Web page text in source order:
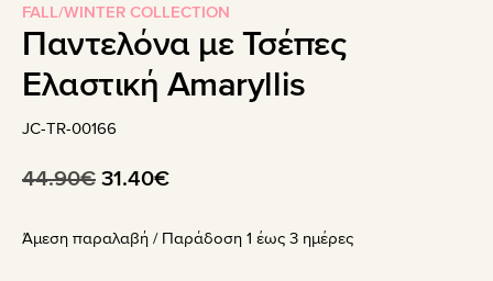
FALL/WINTER COLLECTION
Παντελόνα με Τσέπες
Ελαστική Amaryllis
JC-TR-00166
44.90€ Original
was:
31.40€Η
τιμή
Άμεση παραλαβή / Παράδoση 1 έως 3 ημέρες